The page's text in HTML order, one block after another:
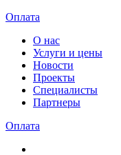
Оплата
О нас
Услуги и цены
Новости
Проекты
Специалисты
Партнеры
Оплата